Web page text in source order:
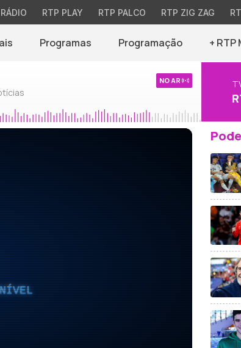
RÁDIO RTP PLAY RTP PALCO RTP ZIG ZAG
Programas Programação + RTP
NO AR